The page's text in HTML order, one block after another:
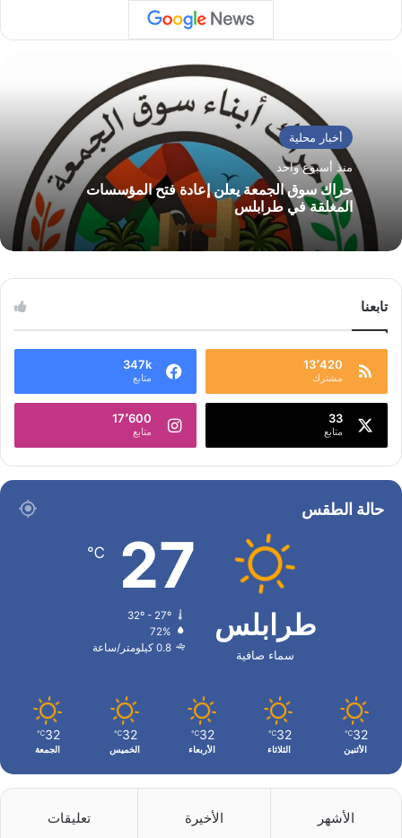
أخبار محلية
منذ أسبوع واحد
حراك سوق الجمعة يعلن إعادة فتح المؤسسات
المغلقة في طرابلس
تابعنا
13٬420
مشترك
347k
متابع
33
متابع
17٬600
متابع
حالة الطقس
طرابلس
سماء صافية
27
℃
32º - 27º
72%
0.8 كيلومتر/ساعة
32
℃
الأثنين
32
℃
الثلاثاء
32
℃
الأربعاء
32
℃
الخميس
32
℃
الجمعة
الأشهر الأخيرة تعليقات